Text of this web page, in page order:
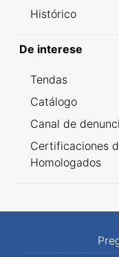
Histórico
De interese
Tendas
Catálogo
Canal de
Certificaciones
Homologados